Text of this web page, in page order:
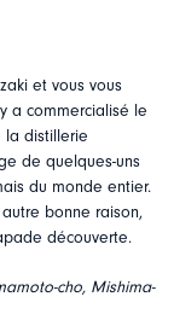
et vous vous
a commercialisé le
la distillerie
de quelques-uns
du monde entier.
bonne raison,
découverte.
cho, Mishima-